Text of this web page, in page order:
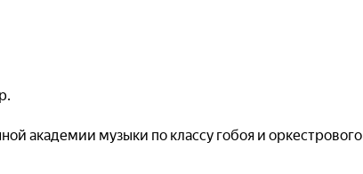
академии музыки по классу гобоя и оркестрового